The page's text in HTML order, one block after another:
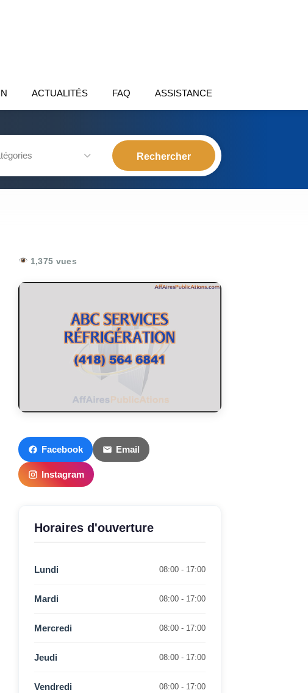
ACTUALITÉS FAQ ASSISTANCE
1,375 vues
Facebook Email
Instagram
Horaires d'ouverture
Lundi 08:00 - 17:00
Mardi 08:00 - 17:00
Mercredi 08:00 - 17:00
Jeudi 08:00 - 17:00
Vendredi 08:00 - 17:00